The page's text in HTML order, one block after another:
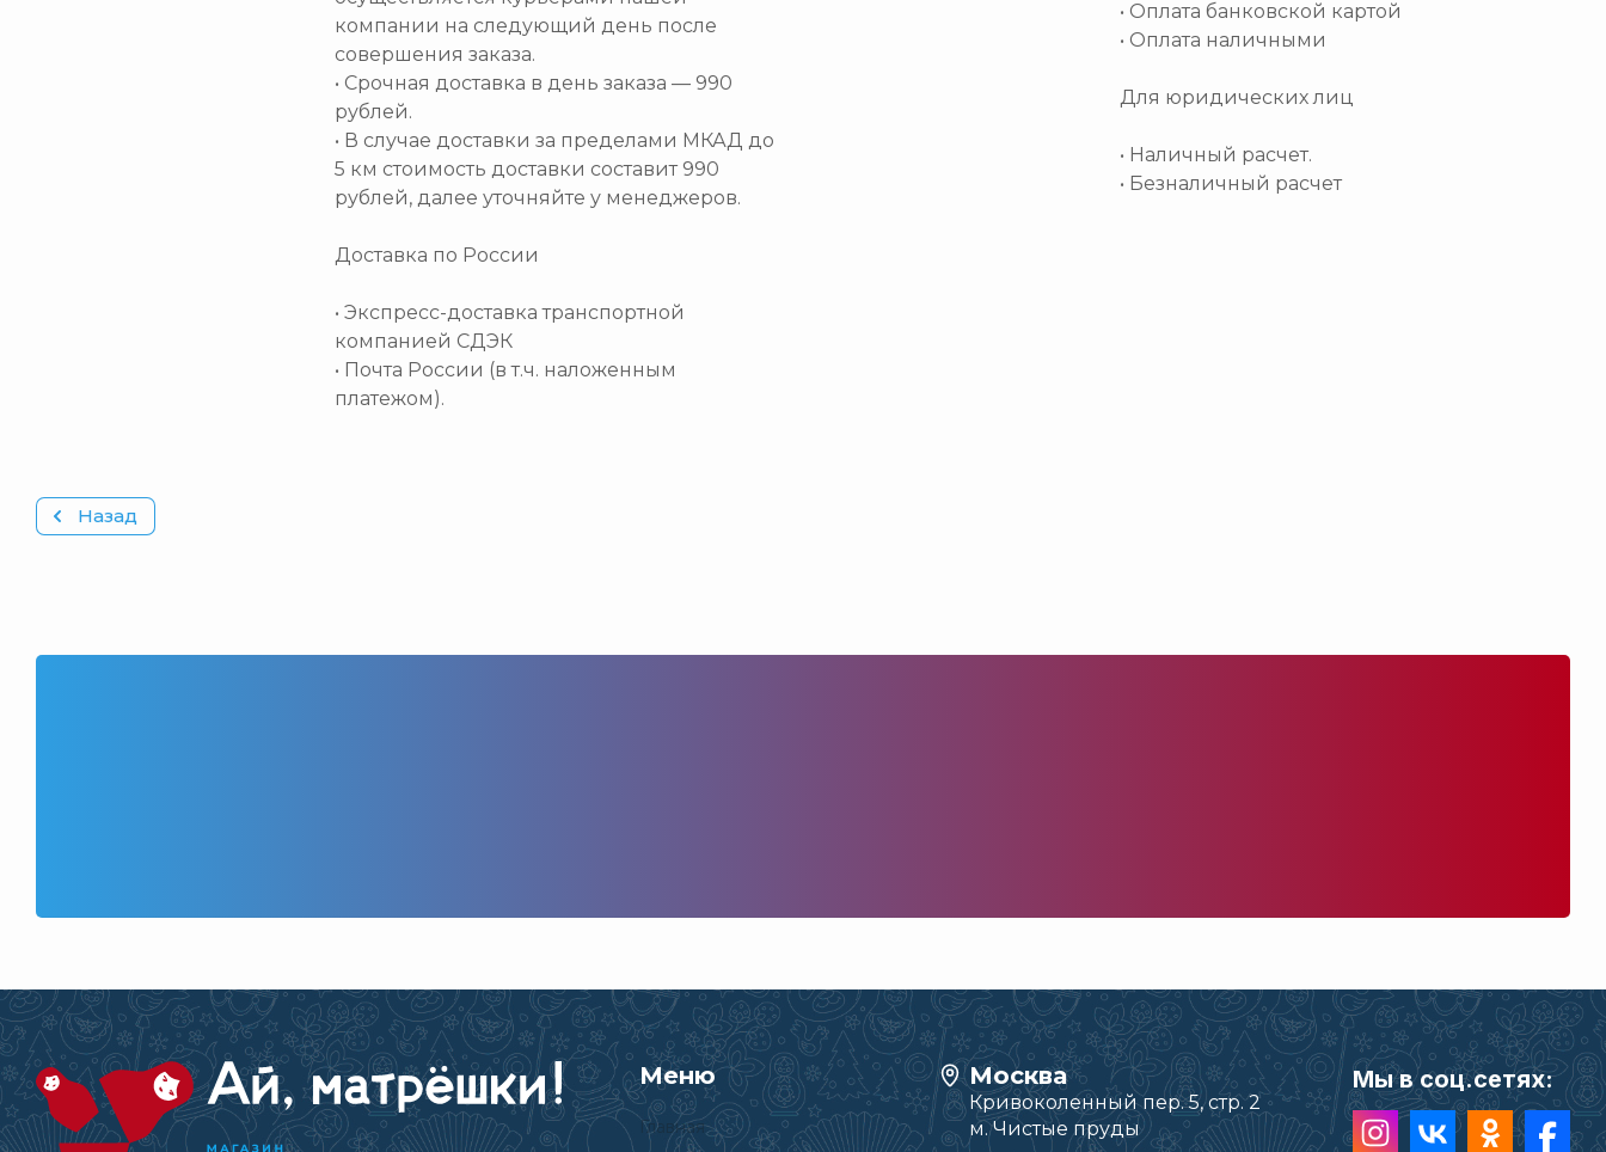
компании на следующий день после
совершения заказа.
• Срочная доставка в день заказа — 990
рублей.
• В случае доставки за пределами МКАД до
5 км стоимость доставки составит 990
рублей, далее уточняйте у менеджеров.
Доставка по России
• Экспресс-доставка транспортной
компанией СДЭК
• Почта России (в т.ч. наложенным
платежом).
• Оплата банковской картой
• Оплата наличными
Для юридических лиц
• Наличный расчет.
• Безналичный расчет
Назад
Меню
Главная
Москва
Кривоколенный пер. 5, стр. 2
м. Чистые пруды
Мы в соц.сетях: